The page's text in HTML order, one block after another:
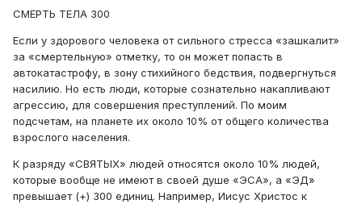
СМЕРТЬ ТЕЛА 300
Если у здорового человека от сильного стресса «зашкалит»
за «смертельную» отметку, то он может попасть в
автокатастрофу, в зону стихийного бедствия, подвергнуться
насилию. Но есть люди, которые сознательно накапливают
агрессию, для совершения преступлений. По моим
подсчетам, на планете их около 10% от общего количества
взрослого населения.
К разряду «СВЯТЫХ» людей относятся около 10% людей,
которые вообще не имеют в своей душе «ЭСА», а «ЭД»
превышает (+) 300 единиц. Например, Иисус Христос к